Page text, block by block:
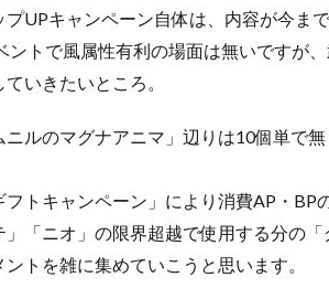
プUPキャンペーン自体は、内容が今ま
ントで風属性有利の場面は無いですが
いきたいところ。
ルのマグナアニマ」辺りは10個単で
フトキャンペーン」により消費AP・BP
」「ニオ」の限界超越で使用する分の
トを雑に集めていこうと思います。